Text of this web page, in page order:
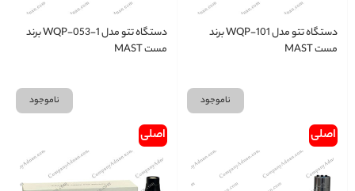
دستگاه تتو مدل WQP-101 برند
مست MAST
ناموجود
دستگاه تتو مدل WQP-053-1 برند
مست MAST
ناموجود
اصلی اصلی